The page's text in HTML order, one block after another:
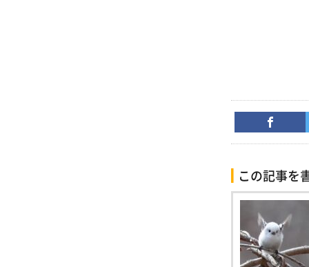
この記事を